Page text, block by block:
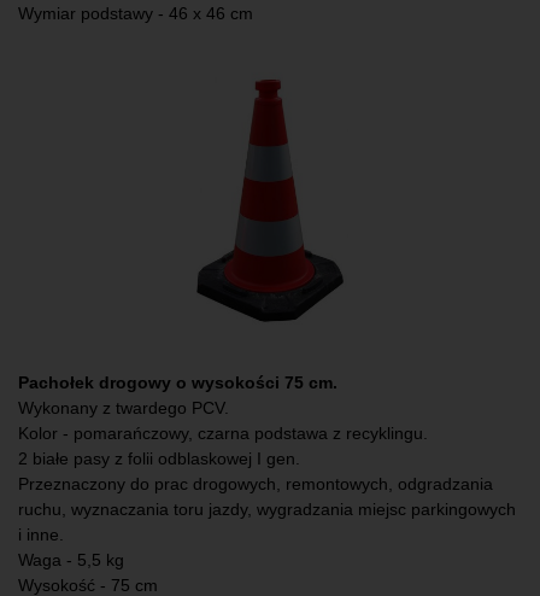
Wymiar podstawy - 46 x 46 cm
Pachołek drogowy o wysokości 75 cm.
Wykonany z twardego PCV.
Kolor - pomarańczowy, czarna podstawa z recyklingu.
2 białe pasy z folii odblaskowej I gen.
Przeznaczony do prac drogowych, remontowych, odgradzania
ruchu, wyznaczania toru jazdy, wygradzania miejsc parkingowych
i inne.
Waga - 5,5 kg
Wysokość - 75 cm